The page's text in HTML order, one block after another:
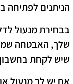
הניתנים
בבחירת מנעול
שלך, האבטחה
שיש לקחת
אם יש לך מנעול